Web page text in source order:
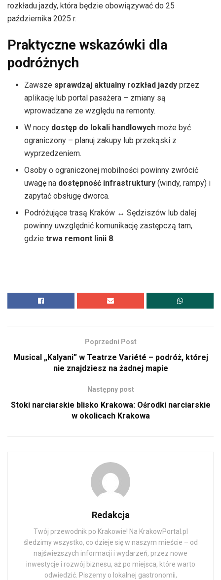
rozkładu jazdy, która będzie obowiązywać do 25
października 2025 r.
Praktyczne wskazówki dla
podróżnych
Zawsze sprawdzaj aktualny rozkład jazdy przez
aplikację lub portal pasażera – zmiany są
wprowadzane ze względu na remonty.
W nocy dostęp do lokali handlowych może być
ograniczony – planuj zakupy lub przekąski z
wyprzedzeniem.
Osoby o ograniczonej mobilności powinny zwrócić
uwagę na dostępność infrastruktury (windy, rampy) i
zapytać obsługę dworca.
Podróżujące trasą Kraków ↔ Sędziszów lub dalej
powinny uwzględnić komunikację zastępczą tam,
gdzietrwa remont linii 8.
Poprzedni Post
Musical „Kalyani” w Teatrze Variété – podróż, której
nie znajdziesz na żadnej mapie
Następny post
Stoki narciarskie blisko Krakowa: Ośrodki narciarskie
w okolicach Krakowa
Redakcja
Twój przewodnik po Krakowie! Na KrakowPortal.pl
śledzimy wszystko, co dzieje się w naszym mieście – od
najświeższych informacji i wydarzeń, przez nowe
inwestycje i rozwój biznesu, aż po miejsca, które warto
odwiedzić. Piszemy o lokalnej gastronomii,